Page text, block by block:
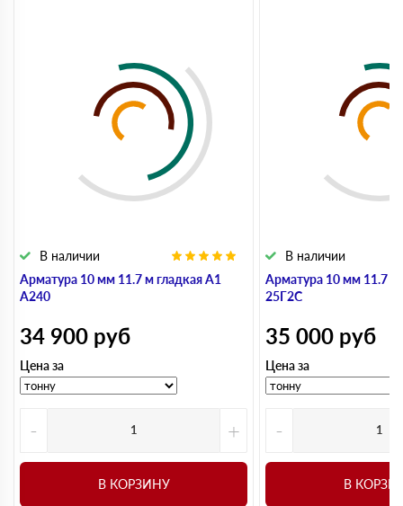
Арматура 10 мм 11.7 м гладкая А1
А240
В наличии
34 900 руб
Цена за
- +
В КОРЗИНУ
Арматура 10 мм 11.7 м
25Г2С
В наличии
35 000 руб
Цена за
-
В